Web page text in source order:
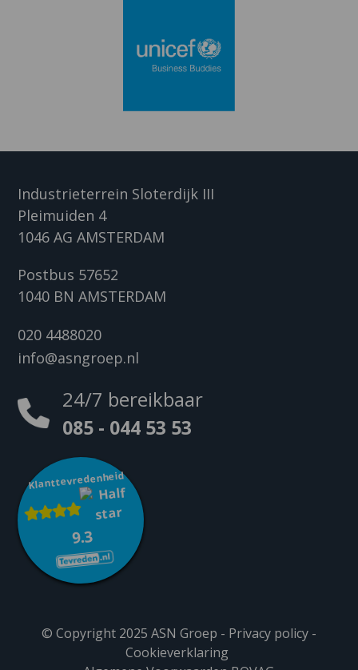
Industrieterrein Sloterdijk III
Pleimuiden 4
1046 AG AMSTERDAM
Postbus 57652
1040 BN AMSTERDAM
020 4488020
info@asngroep.nl
24/7 bereikbaar
085 - 044 53 53
Klanttevredenheid
9.3
© Copyright 2025 ASN Groep - Privacy policy-
Cookieverklaring